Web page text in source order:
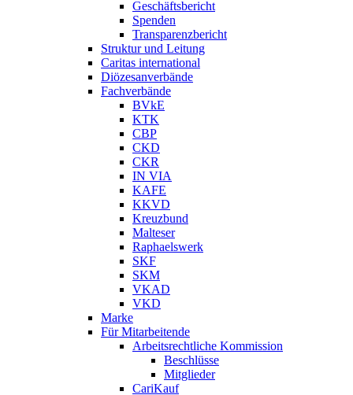
Geschäftsbericht
Spenden
Transparenzbericht
Struktur und Leitung
Caritas international
Diözesanverbände
Fachverbände
BVkE
KTK
CBP
CKD
CKR
IN VIA
KAFE
KKVD
Kreuzbund
Malteser
Raphaelswerk
SKF
SKM
VKAD
VKD
Marke
Für Mitarbeitende
Arbeitsrechtliche Kommission
Beschlüsse
Mitglieder
CariKauf